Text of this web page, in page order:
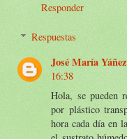
Responder
Respuestas
José María
16:38
Hola, se pueden
por plástico
hora cada día en